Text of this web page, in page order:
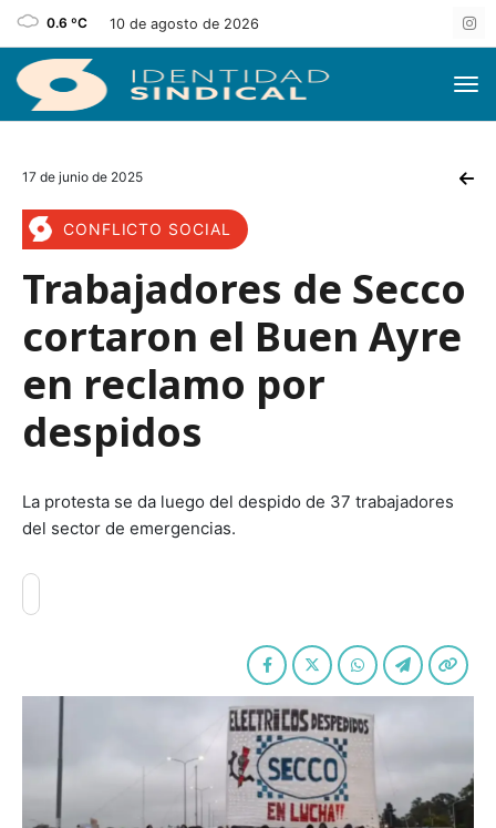
0.6 ºC 10 de agosto de 2026
17 de junio de 2025
CONFLICTO SOCIAL
Trabajadores de Secco
cortaron el Buen Ayre
en reclamo por
despidos
La protesta se da luego del despido de 37 trabajadores
del sector de emergencias.